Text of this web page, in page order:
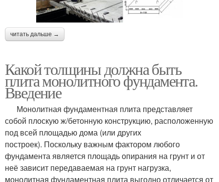
читать дальше →
Какой толщины должна быть
плита монолитного фундамента.
Введение
Монолитная фундаментная плита представляет
собой плоскую ж/бетонную конструкцию, расположенную
под всей площадью дома (или других
построек). Поскольку важным фактором любого
фундамента является площадь опирания на грунт и от
неё зависит передаваемая на грунт нагрузка,
монолитная фундаментная плита выгодно отличается от